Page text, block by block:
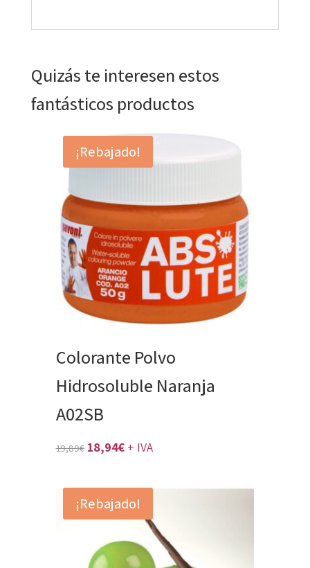
Quizás te interesen estos
fantásticos productos
¡Rebajado!
Colorante Polvo
Hidrosoluble Naranja
A02SB
19,89€ El
original
era:
18,94€El
actual
es:
18,94€.
+ IVA
¡Rebajado!